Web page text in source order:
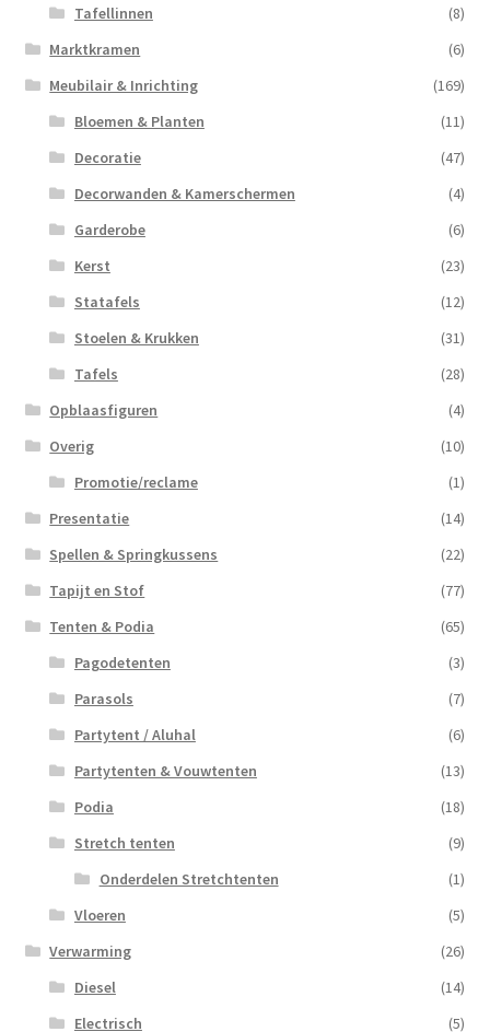
Tafellinnen
(8)
Marktkramen
(6)
Meubilair & Inrichting
(169)
Bloemen & Planten
(11)
Decoratie
(47)
Decorwanden & Kamerschermen
(4)
Garderobe
(6)
Kerst
(23)
Statafels
(12)
Stoelen & Krukken
(31)
Tafels
(28)
Opblaasfiguren
(4)
Overig
(10)
Promotie/reclame
(1)
Presentatie
(14)
Spellen & Springkussens
(22)
Tapijt en Stof
(77)
Tenten & Podia
(65)
Pagodetenten
(3)
Parasols
(7)
Partytent / Aluhal
(6)
Partytenten & Vouwtenten
(13)
Podia
(18)
Stretch tenten
(9)
Onderdelen Stretchtenten
(1)
Vloeren
(5)
Verwarming
(26)
Diesel
(14)
Electrisch
(5)